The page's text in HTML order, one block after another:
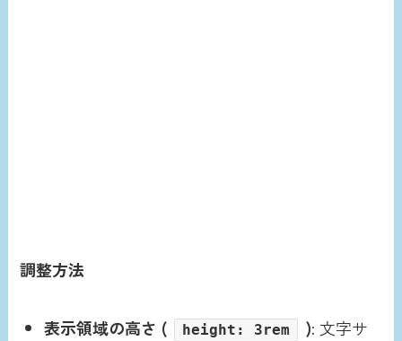
調整方法
表示領域の高さ ( height: 3rem ): 文字サ